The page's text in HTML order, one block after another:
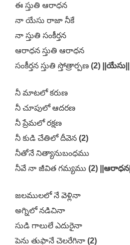
ఈ స్తుతి ఆరాధన
నా యేసు రాజా నీకే
నా స్తుతి సంకీర్తన
ఆరాధన స్తుతి ఆరాధన
సంకీర్తన స్తుతి స్తోత్రార్పణ (2) ||యేసు||
నీ మాటలో కరుణ
నీ చూపులో ఆదరణ
నీ ప్రేమలో రక్షణ
నీ కుడి చేతిలో దీవెన (2)
నీతోనే నిత్యానుబంధము
నీవే నా జీవిత గమ్యము (2) ||ఆరాధన||
జలములలో నే వెళ్లినా
అగ్నిలో నడిచినా
సుడి గాలులే ఎదురైనా
పెను తుఫానే చెలరేగినా (2)